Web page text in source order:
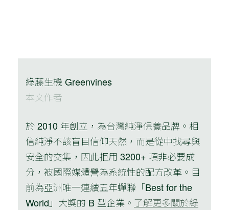
綠藤生機 Greenvines
本文作者
於 2010 年創立，為台灣純淨保養品牌。相
信純淨不該盲目信仰天然，而是從中找尋與
安全的交集，因此拒用 3200+ 項非必要成
分，被國際媒體譽為系統性的配方改革。目
前為亞洲唯一連續五年蟬聯「Best for the
World」大獎的 B 型企業。 了解更多關於綠